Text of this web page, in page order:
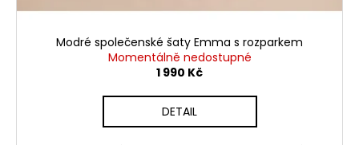
Modré společenské šaty Emma s rozparkem
Momentálně nedostupné
1 990 Kč
DETAIL